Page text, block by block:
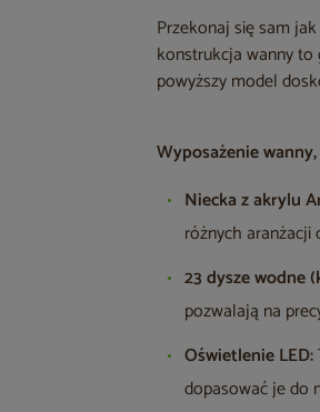
Przekonaj się sam
konstrukcja wanny to
powyższy model
Wyposażenie
Niecka z akrylu
różnych
23 dysze wodne
pozwalają na
Oświetlenie LED:
dopasować je do